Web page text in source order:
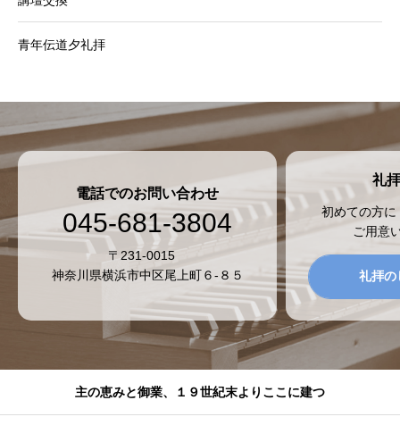
青年伝道夕礼拝
電話でのお問い合わせ
045-681-3804
〒231-0015
神奈川県横浜市中区尾上町６-８５
礼
初めての方
ご用意
礼拝の
主の恵みと御業、１９世紀末よりここに建つ